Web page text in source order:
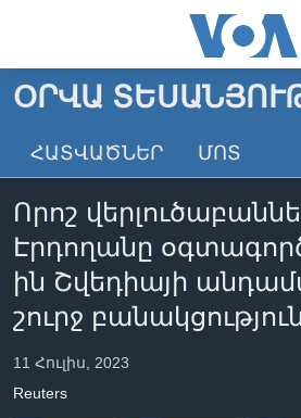
անցնել
հիմնական
անցնել
բովանդակությանը
հիմնական
բովանդակություն
ԳԼԽԱՎՈՐ ԷՋ
ԼՈՒՐԵՐ
ՏԵՍԱՆՅՈՒԹԵՐ
ՖԻԼՄԵՐ
ՖԻԼՄԵՐ
ՄԵՐ ՄԱՍԻՆ
«ԱՄԵՐԻԿԱՅԻ ՁԱՅՆ»-Ի
ՕՐՎԱ
ՀԱՏՎԱԾՆԵՐ ՄՈՏ
Որոշ
Էրդողանը
ին Շվեդիայի
շուրջ
11 Հուլիս, 2023
Reuters